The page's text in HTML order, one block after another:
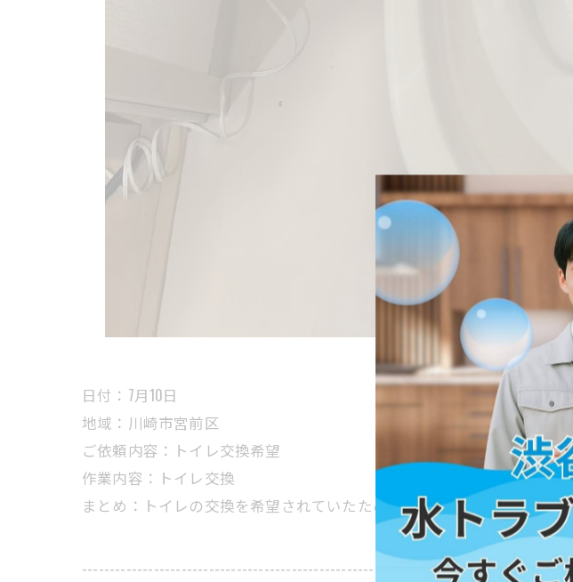
日付：7月10日
地域：川崎市宮前区
ご依頼内容：トイレ交換希望
作業内容：トイレ交換
まとめ：トイレの交換を希望されていたため、トイレの交換をしました
----------------------------------------------------------------------